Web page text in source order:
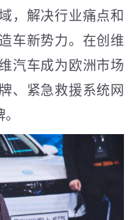
，解决行业痛点和
车新势力。在创维
汽车成为欧洲市场
、紧急救援系统网